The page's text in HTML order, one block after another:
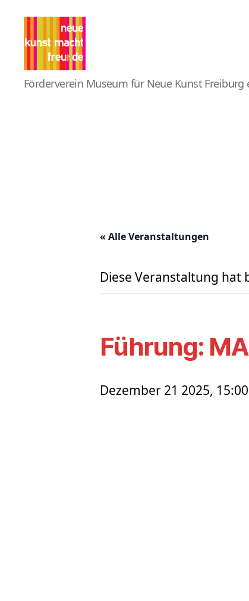
Pro
MNK
Förderverein Museum für Neue Kunst Freiburg
« Alle Veranstaltungen
Diese Veranstaltung
Führung:
Dezember 21 2025, 15:00